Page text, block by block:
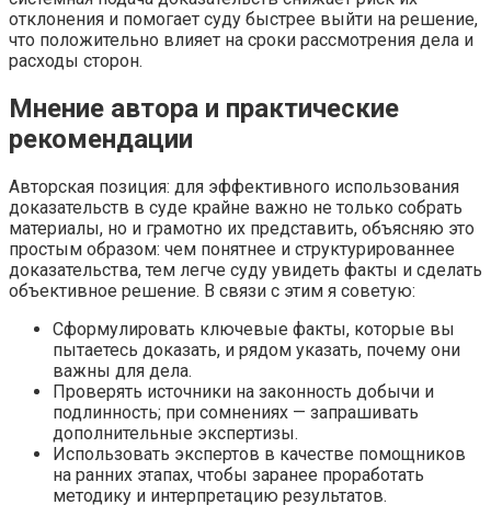
отклонения и помогает суду быстрее выйти на решение,
что положительно влияет на сроки рассмотрения дела и
расходы сторон.
Мнение автора и практические
рекомендации
Авторская позиция: для эффективного использования
доказательств в суде крайне важно не только собрать
материалы, но и грамотно их представить, объясняю это
простым образом: чем понятнее и структурированнее
доказательства, тем легче суду увидеть факты и сделать
объективное решение. В связи с этим я советую:
Сформулировать ключевые факты, которые вы
пытаетесь доказать, и рядом указать, почему они
важны для дела.
Проверять источники на законность добычи и
подлинность; при сомнениях — запрашивать
дополнительные экспертизы.
Использовать экспертов в качестве помощников
на ранних этапах, чтобы заранее проработать
методику и интерпретацию результатов.